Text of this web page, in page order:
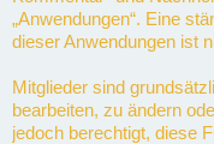
„Anwendungen“. Eine
dieser Anwendungen ist
Mitglieder sind
bearbeiten, zu ändern
jedoch berechtigt, diese